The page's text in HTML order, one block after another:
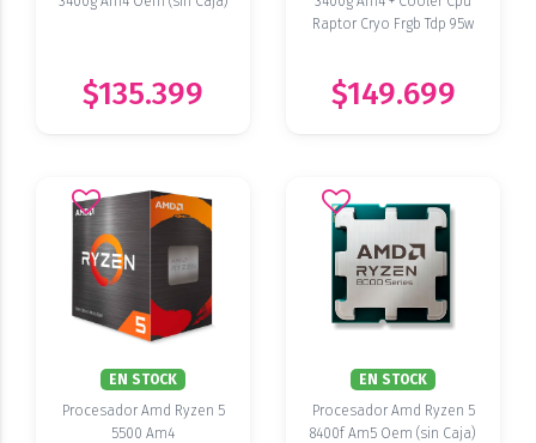
$135.399
Raptor Cryo Frgb Tdp 95w
$149.699
EN STOCK
Procesador Amd Ryzen 5
5500 Am4
EN STOCK
Procesador Amd Ryzen 5
8400f Am5 Oem (sin Caja)